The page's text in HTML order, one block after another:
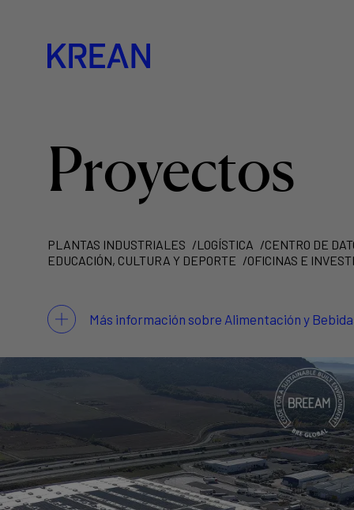
Proyectos
Más información sobre Alimentación y
PLANTAS INDUSTRIALES LOGÍSTICA
CENTRO DE
EDUCACIÓN, CULTURA Y DEPORTE
OFICINAS E